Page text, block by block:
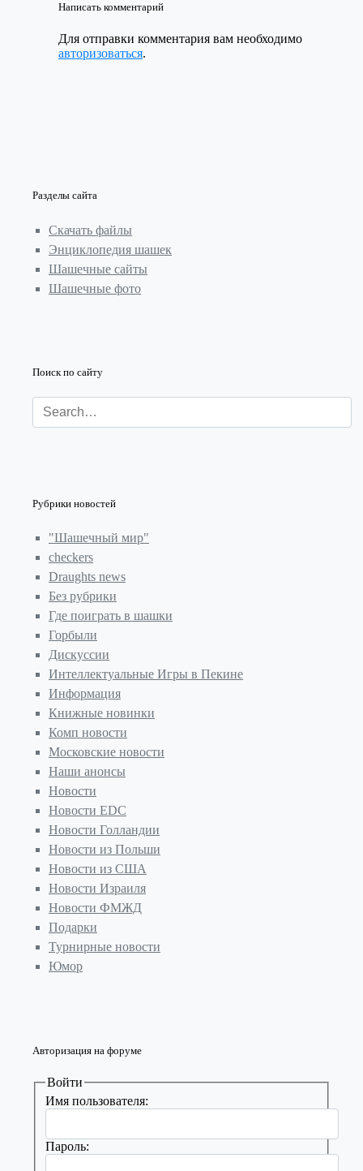
Написать комментарий
Для отправки комментария вам необходимо
авторизоваться.
Разделы сайта
Скачать файлы
Энциклопедия шашек
Шашечные сайты
Шашечные фото
Поиск по сайту
Рубрики новостей
"Шашечный мир"
checkers
Draughts news
Без рубрики
Где поиграть в шашки
Горбыли
Дискуссии
Интеллектуальные Игры в Пекине
Информация
Книжные новинки
Комп новости
Московские новости
Наши анонсы
Новости
Новости EDC
Новости Голландии
Новости из Польши
Новости из США
Новости Израиля
Новости ФМЖД
Подарки
Турнирные новости
Юмор
Авторизация на форуме
Войти
Имя пользователя:
Пароль: